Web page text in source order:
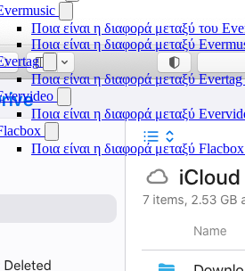
Ποια είναι η διαφορά μεταξύ του
Ποια είναι η διαφορά μεταξύ
Ποια είναι η διαφορά μεταξύ
Ποια είναι η διαφορά μεταξύ
Ποια είναι η διαφορά μεταξύ